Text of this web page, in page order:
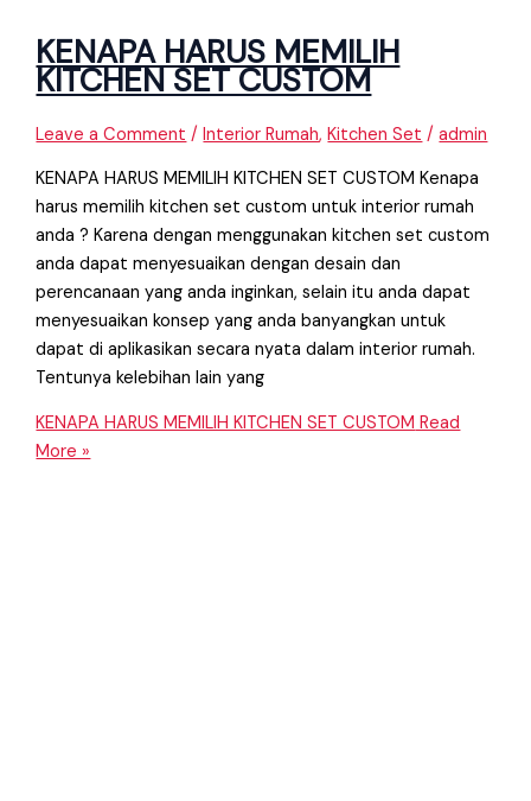
KENAPA HARUS MEMILIH
KITCHEN SET CUSTOM
Leave a Comment /Interior Rumah,Kitchen Set /admin
KENAPA HARUS MEMILIH KITCHEN SET CUSTOM Kenapa
harus memilih kitchen set custom untuk interior rumah
anda ? Karena dengan menggunakan kitchen set custom
anda dapat menyesuaikan dengan desain dan
perencanaan yang anda inginkan, selain itu anda dapat
menyesuaikan konsep yang anda banyangkan untuk
dapat di aplikasikan secara nyata dalam interior rumah.
Tentunya kelebihan lain yang
KENAPA HARUS MEMILIH KITCHEN SET CUSTOM Read
More »